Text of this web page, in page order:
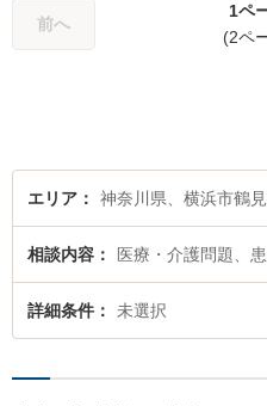
まずはお
前へ
1ペ
(2ペ
エリア
相談内容 医療・介護問題、
詳細条件 未選択